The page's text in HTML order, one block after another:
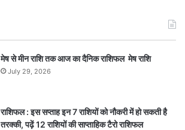
मेष से मीन राशि तक आज का दैनिक राशिफल मेष राशि
July 29, 2026
राशिफल : इस सप्ताह इन 7 राशियों को नौकरी में हो सकती है
तरक्की, पढ़ें 12 राशियों की साप्ताहिक टैरो राशिफल